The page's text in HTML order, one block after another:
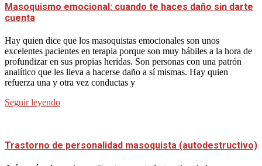
Masoquismo emocional: cuando te haces daño sin darte
cuenta
Hay quien dice que los masoquistas emocionales son unos
excelentes pacientes en terapia porque son muy hábiles a la hora de
profundizar en sus propias heridas. Son personas con una patrón
analítico que les lleva a hacerse daño a sí mismas. Hay quien
refuerza una y otra vez conductas y
Seguir leyendo
Trastorno de personalidad masoquista (autodestructivo)